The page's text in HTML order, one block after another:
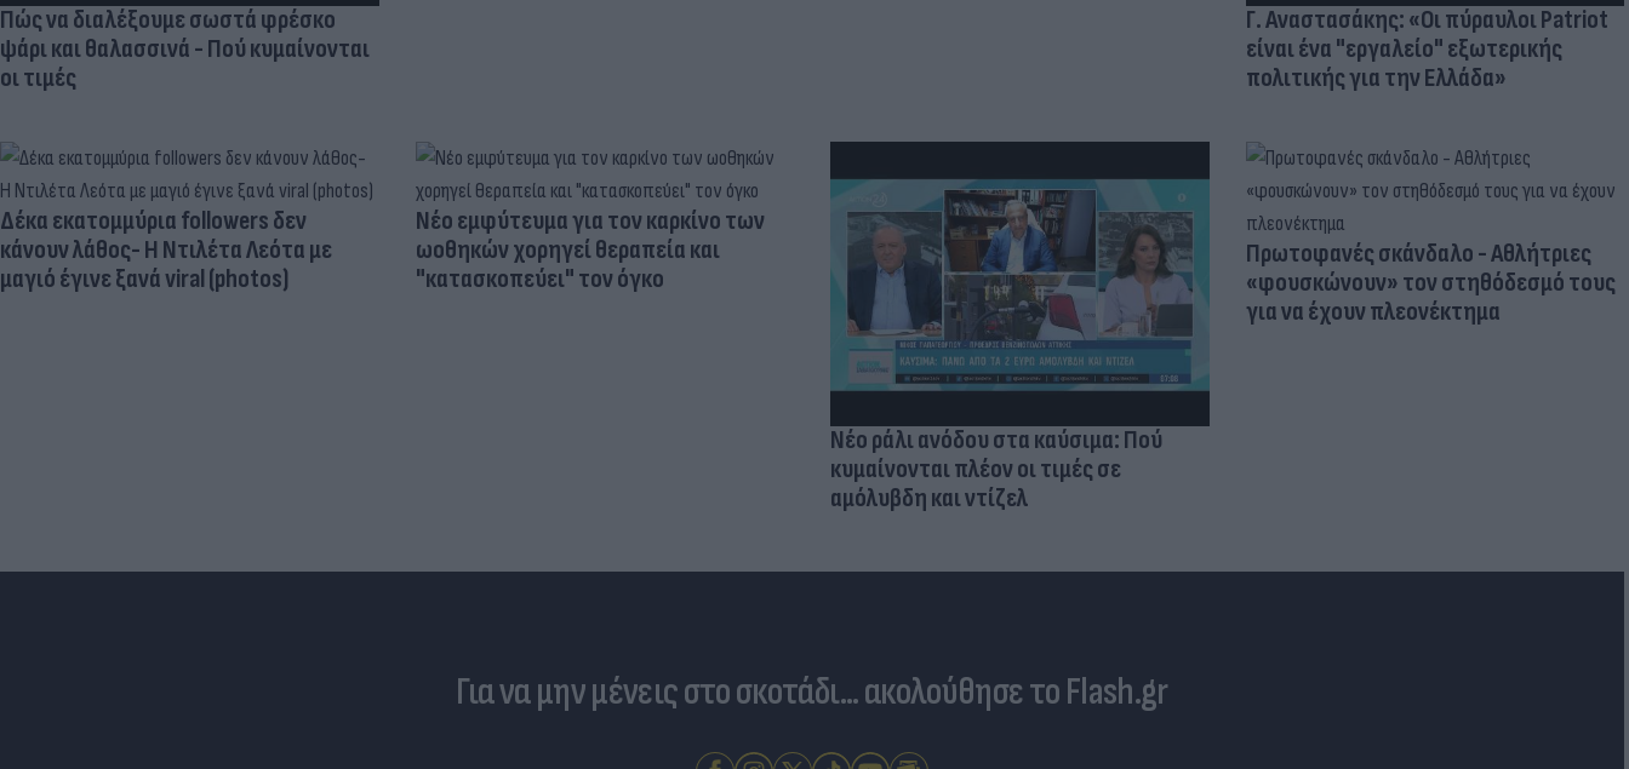
Πώς να διαλέξουμε σωστά φρέσκο
ψάρι και θαλασσινά - Πού κυμαίνονται
οι τιμές
Γ. Αναστασάκης: «Οι πύραυλοι Patriot
είναι ένα "εργαλείο" εξωτερικής
πολιτικής για την Ελλάδα»
Δέκα εκατομμύρια followers δεν
κάνουν λάθος- Η Ντιλέτα Λεότα με
μαγιό έγινε ξανά viral (photos)
Νέο εμφύτευμα για τον καρκίνο των
ωοθηκών χορηγεί θεραπεία και
"κατασκοπεύει" τον όγκο
Νέο ράλι ανόδου στα καύσιμα: Πού
κυμαίνονται πλέον οι τιμές σε
αμόλυβδη και ντίζελ
Πρωτοφανές σκάνδαλο - Aθλήτριες
«φουσκώνουν» τον στηθόδεσμό τους
για να έχουν πλεονέκτημα
Για να μην μένεις στο σκοτάδι... ακολούθησε το Flash.gr